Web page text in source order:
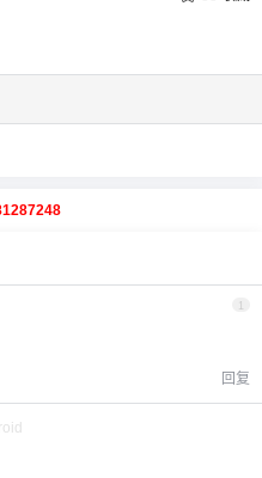
1
回复